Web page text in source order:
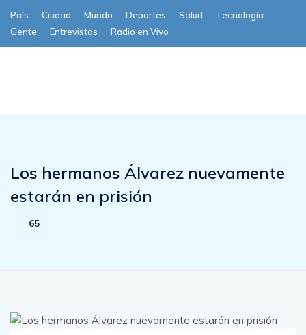
País Ciudad Mundo Deportes Salud
Tecnología
Gente
Entrevistas Radio en Vivo
Los hermanos Álvarez nuevamente
estarán en prisión
65